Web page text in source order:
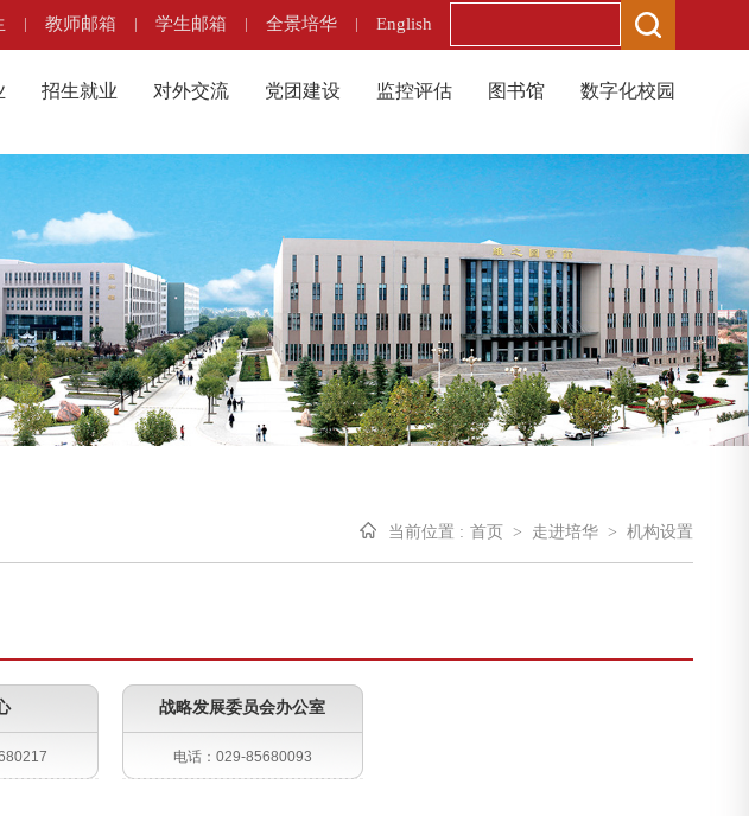
| 教师邮箱 | 学生邮箱 | 全景培华 | English
招生就业 对外交流 党团建设 监控评估 图书馆 数字化校园
当前位置 : 首页 > 走进培华 > 机构设置
战略发展委员会办公室
电话：029-85680093